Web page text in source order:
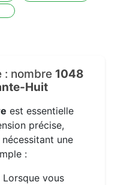
: nombre 1048
Huit
est essentielle
précise,
une
:
vous